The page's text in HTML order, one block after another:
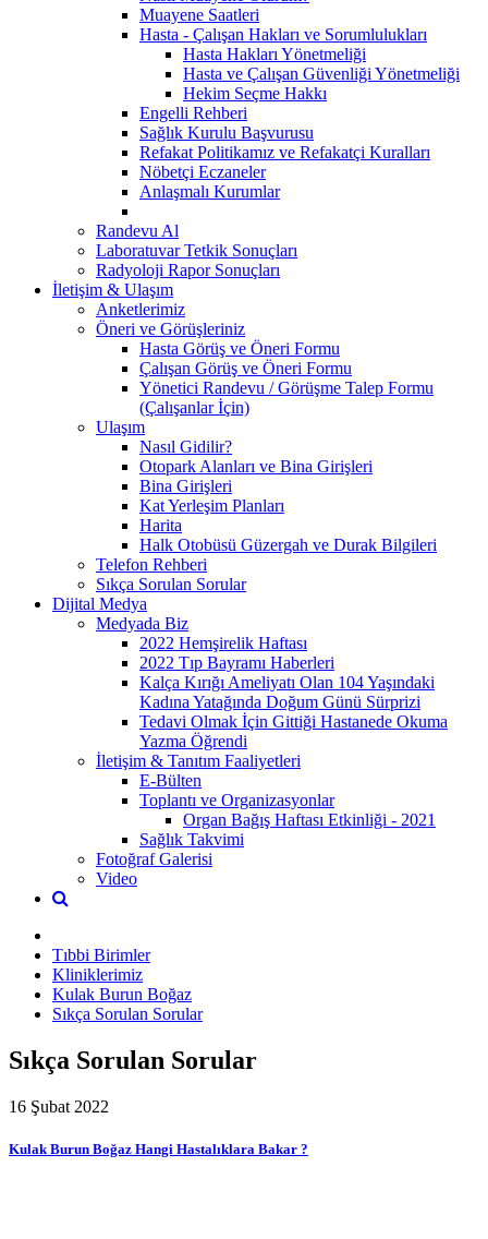
Muayene Saatleri
Hasta - Çalışan Hakları ve Sorumlulukları
Hasta Hakları Yönetmeliği
Hasta ve Çalışan Güvenliği Yönetmeliği
Hekim Seçme Hakkı
Engelli Rehberi
Sağlık Kurulu Başvurusu
Refakat Politikamız ve Refakatçi Kuralları
Nöbetçi Eczaneler
Anlaşmalı Kurumlar
Randevu Al
Laboratuvar Tetkik Sonuçları
Radyoloji Rapor Sonuçları
İletişim & Ulaşım
Anketlerimiz
Öneri ve Görüşleriniz
Hasta Görüş ve Öneri Formu
Çalışan Görüş ve Öneri Formu
Yönetici Randevu / Görüşme Talep Formu
(Çalışanlar İçin)
Ulaşım
Nasıl Gidilir?
Otopark Alanları ve Bina Girişleri
Bina Girişleri
Kat Yerleşim Planları
Harita
Halk Otobüsü Güzergah ve Durak Bilgileri
Telefon Rehberi
Sıkça Sorulan Sorular
Dijital Medya
Medyada Biz
2022 Hemşirelik Haftası
2022 Tıp Bayramı Haberleri
Kalça Kırığı Ameliyatı Olan 104 Yaşındaki
Kadına Yatağında Doğum Günü Sürprizi
Tedavi Olmak İçin Gittiği Hastanede Okuma
Yazma Öğrendi
İletişim & Tanıtım Faaliyetleri
E-Bülten
Toplantı ve Organizasyonlar
Organ Bağış Haftası Etkinliği - 2021
Sağlık Takvimi
Fotoğraf Galerisi
Video
Tıbbi Birimler
Kliniklerimiz
Kulak Burun Boğaz
Sıkça Sorulan Sorular
Sıkça Sorulan Sorular
16 Şubat 2022
Kulak Burun Boğaz Hangi Hastalıklara Bakar ?